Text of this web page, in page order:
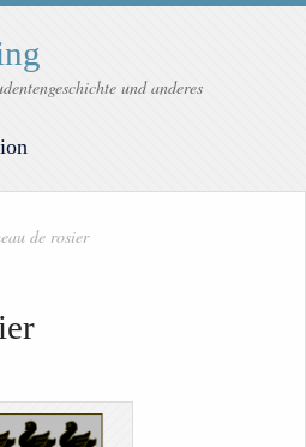
und anderes
de rosier